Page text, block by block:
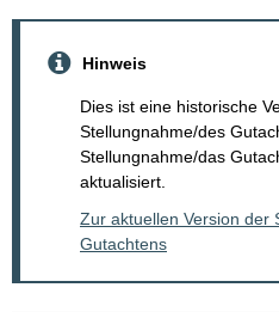
Hinweis
Dies ist eine historische
Stellungnahme/des
Stellungnahme/das
aktualisiert.
Zur aktuellen Version der
Gutachtens